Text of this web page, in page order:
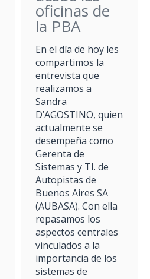
oficinas de
la PBA
En el día de hoy les
compartimos la
entrevista que
realizamos a
Sandra
D’AGOSTINO, quien
actualmente se
desempeña como
Gerenta de
Sistemas y TI. de
Autopistas de
Buenos Aires SA
(AUBASA). Con ella
repasamos los
aspectos centrales
vinculados a la
importancia de los
sistemas de